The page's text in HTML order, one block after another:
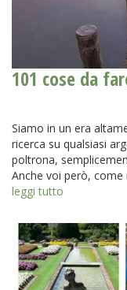
101 cose da
Siamo in un era
ricerca su qualsiasi
poltrona,
Anche voi però, come
leggi tutto